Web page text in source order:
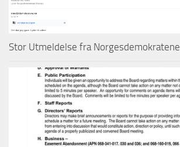
Stor Utmeldelse fra Norgesdemokratene